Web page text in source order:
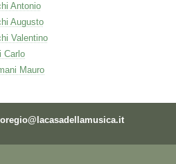
Antonio
Augusto
Valentino
Carlo
Mauro